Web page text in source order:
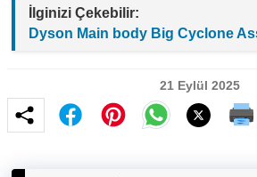
İlginizi Çekebilir:
Dyson Main body Big Cyclone
21 Eylül 2025